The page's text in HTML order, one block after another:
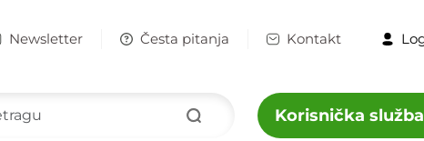
Newsletter Česta pitanja Kontakt
Korisnička